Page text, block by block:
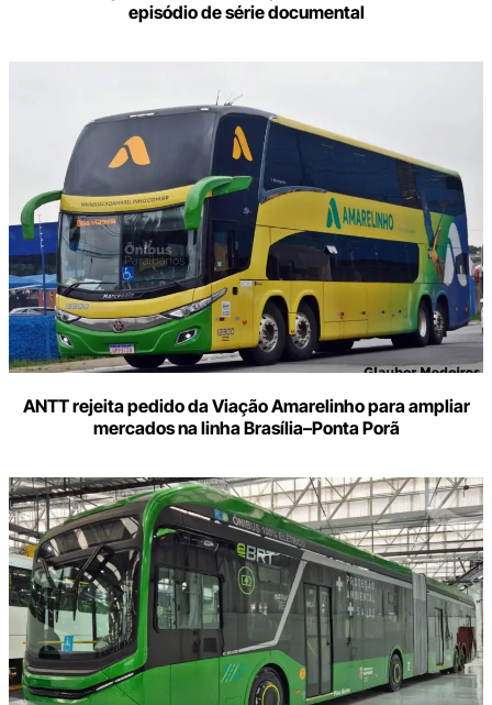
episódio de série documental
ANTT rejeita pedido da Viação Amarelinho para ampliar
mercados na linha Brasília–Ponta Porã